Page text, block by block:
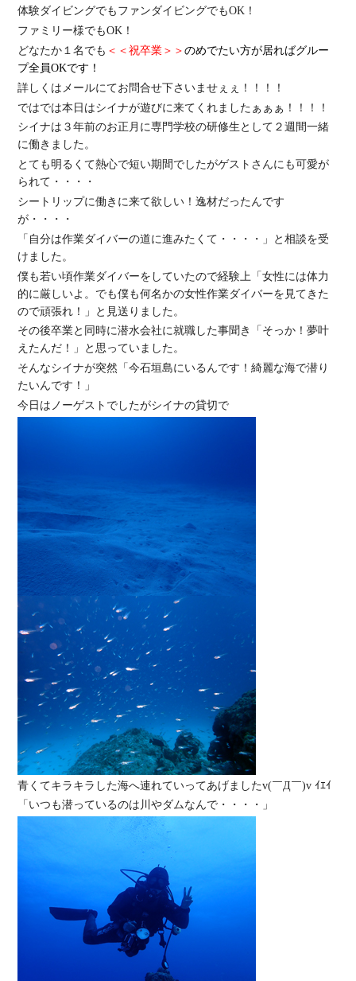
体験ダイビングでもファンダイビングでもOK！
ファミリー様でもOK！
どなたか１名でも ＜＜祝卒業＞＞のめでたい方が居ればグルー
プ全員OKです！
詳しくはメールにてお問合せ下さいませぇぇ！！！！
ではでは本日はシイナが遊びに来てくれましたぁぁぁ！！！！
シイナは３年前のお正月に専門学校の研修生として２週間一緒
に働きました。
とても明るくて熱心で短い期間でしたがゲストさんにも可愛が
られて・・・・
シートリップに働きに来て欲しい！逸材だったんです
が・・・・
「自分は作業ダイバーの道に進みたくて・・・・」と相談を受
けました。
僕も若い頃作業ダイバーをしていたので経験上「女性には体力
的に厳しいよ。でも僕も何名かの女性作業ダイバーを見てきた
ので頑張れ！」と見送りました。
その後卒業と同時に潜水会社に就職した事聞き「そっか！夢叶
えたんだ！」と思っていました。
そんなシイナが突然「今石垣島にいるんです！綺麗な海で潜り
たいんです！」
今日はノーゲストでしたがシイナの貸切で
青くてキラキラした海へ連れていってあげましたv(￣Д￣)v ｲｴｲ
「いつも潜っているのは川やダムなんで・・・・」